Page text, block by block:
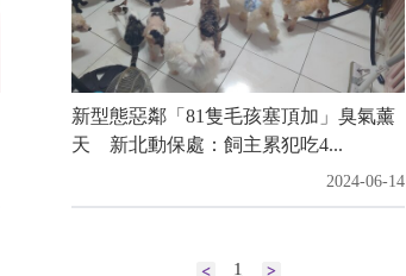
新型態惡鄰「81隻毛孩塞頂加」臭氣薰
天 新北動保處：飼主累犯吃4...
2024-06-14
1